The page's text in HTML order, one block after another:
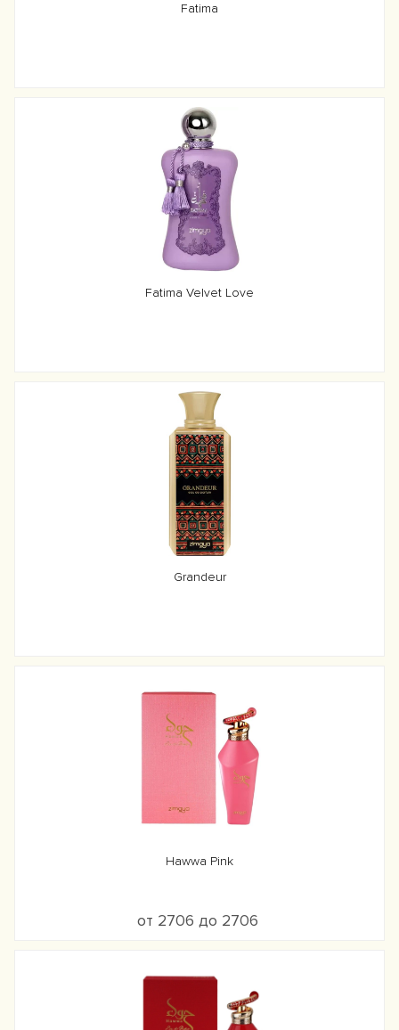
Fatima
Fatima Velvet Love
Grandeur
Hawwa Pink
от 2706 до 2706